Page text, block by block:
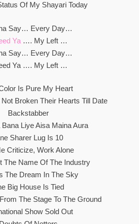
Of My Shayari Today
Say… Every Day…
Ya …. My Left …
Say… Every Day…
Ya …. My Left …
Is Pure My Heart
Broken Their Hearts Till Date
Backstabber
Bana Liye Aisa Maina Aura
Sharer Lug Is 10
Criticize, Work Alone
The Name Of The Industry
The Dream In The Sky
Big House Is Tied
The Stage To The Ground
Show Sold Out